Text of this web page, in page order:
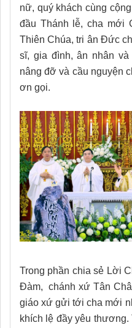
nữ, quý khách cùng
đầu Thánh lễ, cha mới
Thiên Chúa, tri ân Đức
sĩ, gia đình, ân nhân
nâng đỡ và cầu nguyện
ơn gọi.
Trong phần chia sẻ Lời
Đàm, chánh xứ Tân
giáo xứ gửi tới cha mới
khích lệ đầy yêu